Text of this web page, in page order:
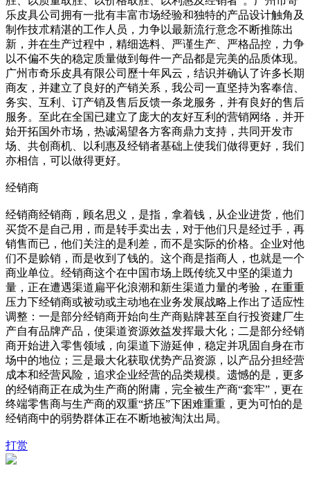
乐皮具公司拥有一批有丰富市场经验和独特的产品设计触角及
制作技朮精湛的工作人员，力争以最新流行意念不断推陈出
新，并在生产过程中，精细选料、严谨生产、严格品控，力争
以不偏不失的稳定质量做到每件一产品都是完美的品质体现。
广州市奇乐皮具有限公司歷十年风云，结识并确认了许多长期
商友，并建立了良好的产销关系，我公司一直坚持为客奉信、
务实、互利、订产销及售后反馈一条龙服务，并有良好的售后
服务。至此在全国已建立了庞大的友好互利的营销网络，并开
始开拓国外市场，热诚渴望各方客商鼎力支持，共同开发市
场、共创商机、以利惠及经销者基础上使我们做得更好，我们
亦相信，可以做得更好。
经销商
经销商经销商，顾名思义，是指，拿着钱，从企业进货，他们
买货不是自己用，而是转手卖出去，对于他们只是经过手，再
销售而已，他们关注的是利差，而不是实际的价格。企业对他
们不是赊销，而是收到了钱的。这个商是指商人，也就是一个
商业单位。经销商这个在中国市场上既传统又中坚的渠道力
量，正在遭遇渠道扁平化浪潮和新生渠道力量的考验，在重重
压力下经销商或被动或主动地在业务发展战略上作出了适应性
调整：一是部分经销商开始向生产商贴牌甚至自行投资建厂生
产自有品牌产品，使渠道资源效益发挥最大化；二是部分经销
商开始进入零售领域，向渠道下游延伸，稳定并巩固自身在市
场中的地位；三是最大化获取优势产品资源，以产品分担经营
成本和经营风险，追求企业经营的品类规模。遗憾的是，更多
的经销商正在成为生产商的附庸，完全被生产商“套牢”，更在
终端零售商与生产商的双重“挤压”下困难重重，更为可怕的是
经销商中的弱势群体正在不断地被淘汰出局。
打赏